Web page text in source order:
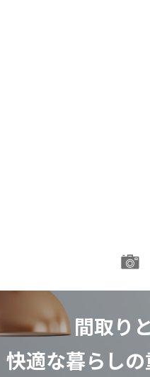
間取り
快適な暮らし